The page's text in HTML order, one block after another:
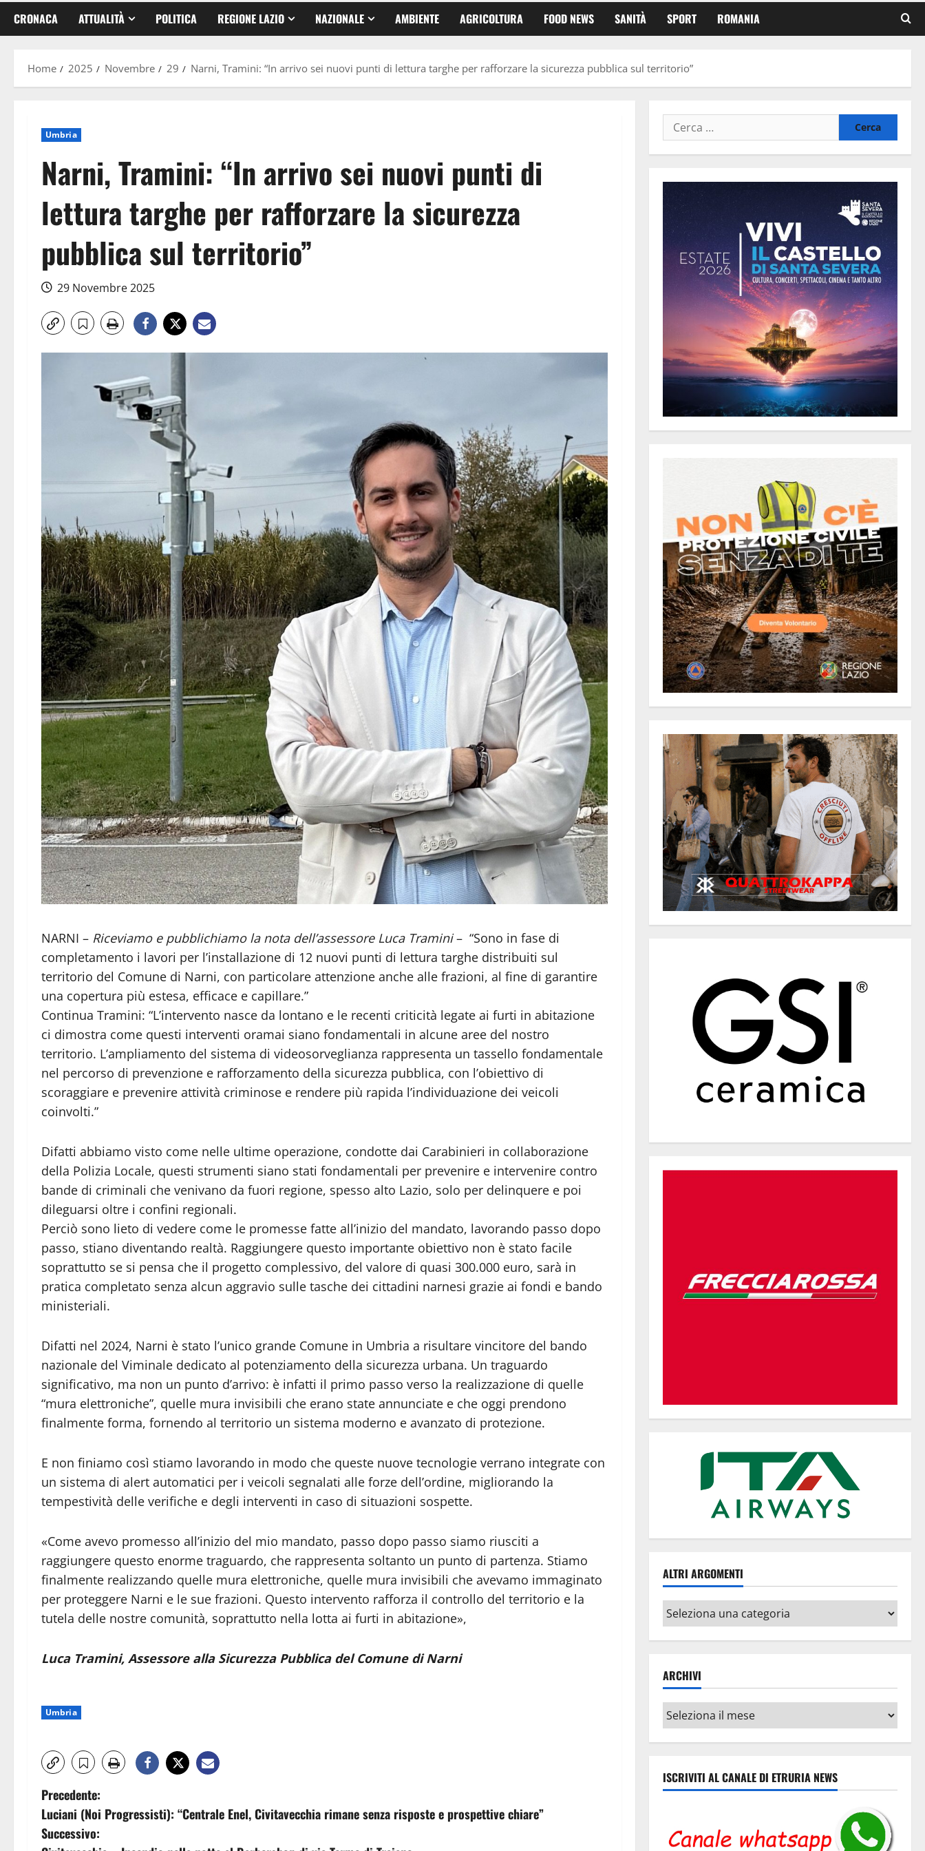
CRONACA ATTUALITÀ POLITICA REGIONE LAZIO NAZIONALE AMBIENTE AGRICOLTURA FOOD NEWS SANITÀ SPORT ROMANIA
Home 2025 Novembre 29 Narni, Tramini: “In arrivo sei nuovi punti di lettura targhe per rafforzare la sicurezza pubblica sul territorio”
Umbria
Narni, Tramini: “In arrivo sei nuovi punti di
lettura targhe per rafforzare la sicurezza
pubblica sul territorio”
29 Novembre 2025
NARNI – Riceviamo e pubblichiamo la nota dell’assessore Luca Tramini– “Sono in fase di
completamento i lavori per l’installazione di 12 nuovi punti di lettura targhe distribuiti sul
territorio del Comune di Narni, con particolare attenzione anche alle frazioni, al fine di garantire
una copertura più estesa, efficace e capillare.”
Continua Tramini: “L’intervento nasce da lontano e le recenti criticità legate ai furti in abitazione
ci dimostra come questi interventi oramai siano fondamentali in alcune aree del nostro
territorio. L’ampliamento del sistema di videosorveglianza rappresenta un tassello fondamentale
nel percorso di prevenzione e rafforzamento della sicurezza pubblica, con l’obiettivo di
scoraggiare e prevenire attività criminose e rendere più rapida l’individuazione dei veicoli
coinvolti.”
Difatti abbiamo visto come nelle ultime operazione, condotte dai Carabinieri in collaborazione
della Polizia Locale, questi strumenti siano stati fondamentali per prevenire e intervenire contro
bande di criminali che venivano da fuori regione, spesso alto Lazio, solo per delinquere e poi
dileguarsi oltre i confini regionali.
Perciò sono lieto di vedere come le promesse fatte all’inizio del mandato, lavorando passo dopo
passo, stiano diventando realtà. Raggiungere questo importante obiettivo non è stato facile
soprattutto se si pensa che il progetto complessivo, del valore di quasi 300.000 euro, sarà in
pratica completato senza alcun aggravio sulle tasche dei cittadini narnesi grazie ai fondi e bando
ministeriali.
Difatti nel 2024, Narni è stato l’unico grande Comune in Umbria a risultare vincitore del bando
nazionale del Viminale dedicato al potenziamento della sicurezza urbana. Un traguardo
significativo, ma non un punto d’arrivo: è infatti il primo passo verso la realizzazione di quelle
“mura elettroniche”, quelle mura invisibili che erano state annunciate e che oggi prendono
finalmente forma, fornendo al territorio un sistema moderno e avanzato di protezione.
E non finiamo così stiamo lavorando in modo che queste nuove tecnologie verrano integrate con
un sistema di alert automatici per i veicoli segnalati alle forze dell’ordine, migliorando la
tempestività delle verifiche e degli interventi in caso di situazioni sospette.
«Come avevo promesso all’inizio del mio mandato, passo dopo passo siamo riusciti a
raggiungere questo enorme traguardo, che rappresenta soltanto un punto di partenza. Stiamo
finalmente realizzando quelle mura elettroniche, quelle mura invisibili che avevamo immaginato
per proteggere Narni e le sue frazioni. Questo intervento rafforza il controllo del territorio e la
tutela delle nostre comunità, soprattutto nella lotta ai furti in abitazione»,
Luca Tramini, Assessore alla Sicurezza Pubblica del Comune di Narni
Umbria
N
a
Precedente:
Luciani (Noi Progressisti): “Centrale Enel, Civitavecchia rimane senza risposte e prospettive chiare”
Successivo:
Ricerca
per:
ALTRI ARGOMENTI
Altri
argomenti
ARCHIVI
Archivi
ISCRIVITI AL CANALE DI ETRURIA NEWS